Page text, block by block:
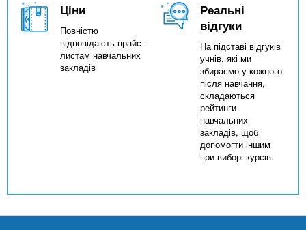
Ціни
Повністю
відповідають прайс-
листам навчальних
закладів
Реальні
відгуки
На підставі відгуків
учнів, які ми
збираємо у кожного
після навчання,
складаються
рейтинги
навчальних
закладів, щоб
допомогти іншим
при виборі курсів.